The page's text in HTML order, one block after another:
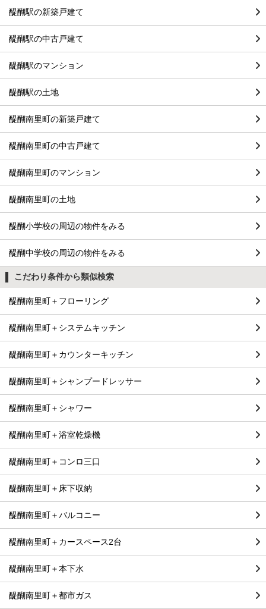
醍醐駅の新築戸建て
醍醐駅の中古戸建て
醍醐駅のマンション
醍醐駅の土地
醍醐南里町の新築戸建て
醍醐南里町の中古戸建て
醍醐南里町のマンション
醍醐南里町の土地
醍醐小学校の周辺の物件をみる
醍醐中学校の周辺の物件をみる
こだわり条件から類似検索
醍醐南里町＋フローリング
醍醐南里町＋システムキッチン
醍醐南里町＋カウンターキッチン
醍醐南里町＋シャンプードレッサー
醍醐南里町＋シャワー
醍醐南里町＋浴室乾燥機
醍醐南里町＋コンロ三口
醍醐南里町＋床下収納
醍醐南里町＋バルコニー
醍醐南里町＋カースペース2台
醍醐南里町＋本下水
醍醐南里町＋都市ガス